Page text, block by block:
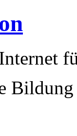
Bildung